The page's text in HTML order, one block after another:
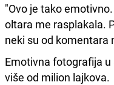
"Ovo je tako
oltara me rasplakala.
neki su od komentara
Emotivna fotografija
više od milion lajkova.